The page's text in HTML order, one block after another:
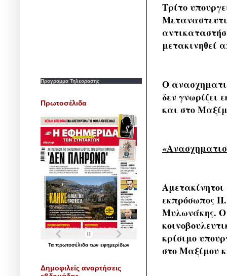
Τρίτο
μετακινηθεί
Ο
δεν γνωρίζει
και στο
εκπρόσωπος
Μυλωνάκης. Ο
κρίσιμο
στο Μαξίμου
Προγραμμα Τηλεορασης
Πρωτοσέλιδα
Τα πρωτοσέλιδα των εφημερίδων
Δημοφιλείς αναρτήσεις